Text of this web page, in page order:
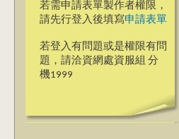
若需申請表單製作者權限，
請先行登入後填寫申請表單
若登入有問題或是權限有問
題，請洽資網處資服組 分
機1999